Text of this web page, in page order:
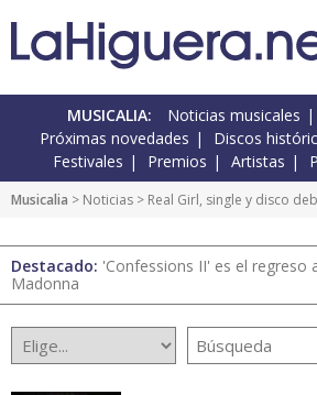
MUSICALIA: Noticias musicales
Próximas novedades
Discos
Festivales
Premios Artistas
Musicalia > Noticias > Real Girl, single y disco
Destacado: 'Confessions II' es el regreso
Madonna